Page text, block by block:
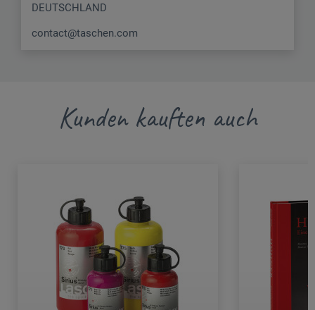
DEUTSCHLAND
contact@taschen.com
Kunden kauften auch